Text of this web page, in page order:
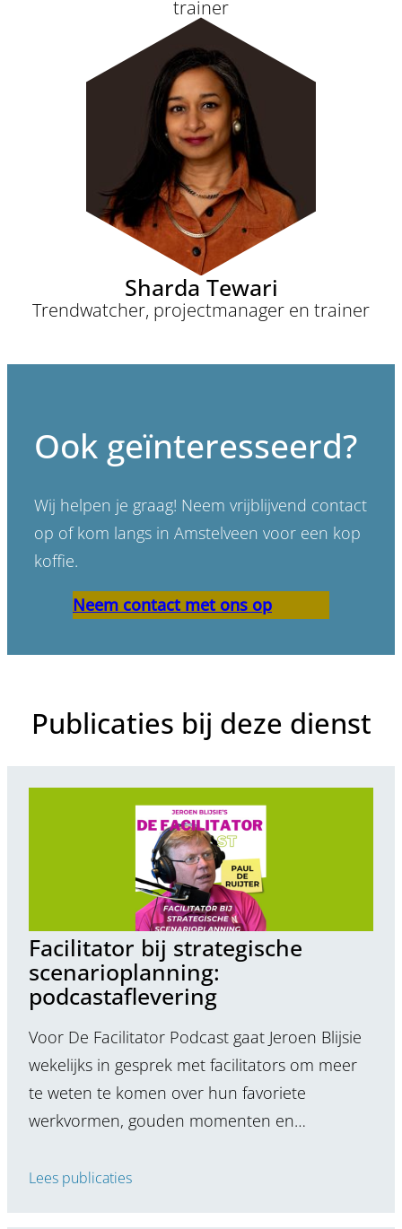
trainer
Sharda Tewari
Trendwatcher, projectmanager en trainer
Ook geïnteresseerd?
Wij helpen je graag! Neem vrijblijvend contact
op of kom langs in Amstelveen voor een kop
koffie.
Neem contact met ons op
Publicaties bij deze dienst
Facilitator bij strategische
scenarioplanning:
podcastaflevering
Voor De Facilitator Podcast gaat Jeroen Blijsie
wekelijks in gesprek met facilitators om meer
te weten te komen over hun favoriete
werkvormen, gouden momenten en…
Lees publicaties